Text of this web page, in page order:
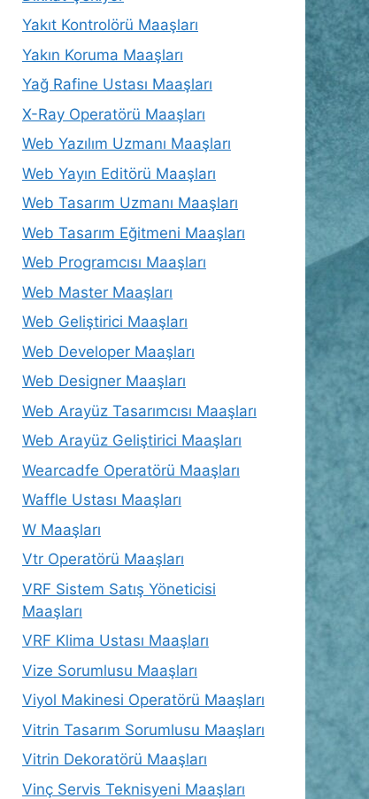
Yakıt Kontrolörü Maaşları
Yakın Koruma Maaşları
Yağ Rafine Ustası Maaşları
X-Ray Operatörü Maaşları
Web Yazılım Uzmanı Maaşları
Web Yayın Editörü Maaşları
Web Tasarım Uzmanı Maaşları
Web Tasarım Eğitmeni Maaşları
Web Programcısı Maaşları
Web Master Maaşları
Web Geliştirici Maaşları
Web Developer Maaşları
Web Designer Maaşları
Web Arayüz Tasarımcısı Maaşları
Web Arayüz Geliştirici Maaşları
Wearcadfe Operatörü Maaşları
Waffle Ustası Maaşları
W Maaşları
Vtr Operatörü Maaşları
VRF Sistem Satış Yöneticisi
Maaşları
VRF Klima Ustası Maaşları
Vize Sorumlusu Maaşları
Viyol Makinesi Operatörü Maaşları
Vitrin Tasarım Sorumlusu Maaşları
Vitrin Dekoratörü Maaşları
Vinç Servis Teknisyeni Maaşları